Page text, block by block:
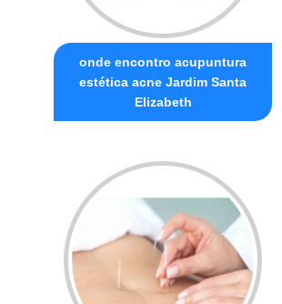
onde encontro acupuntura
estética acne Jardim Santa
Elizabeth